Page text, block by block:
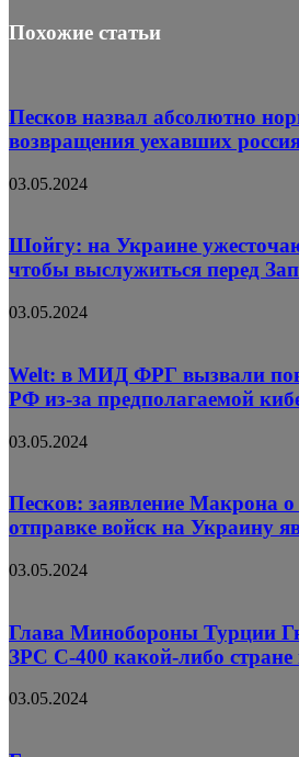
Похожие статьи
Песков назвал абсолютно
возвращения уехавших
03.05.2024
Шойгу: на Украине
чтобы выслужиться перед
03.05.2024
Welt: в МИД ФРГ вызвали
РФ из-за предполагаемой
03.05.2024
Песков: заявление Макрона
отправке войск на Украину
03.05.2024
Глава Минобороны Турции
ЗРС С-400 какой-либо стране
03.05.2024